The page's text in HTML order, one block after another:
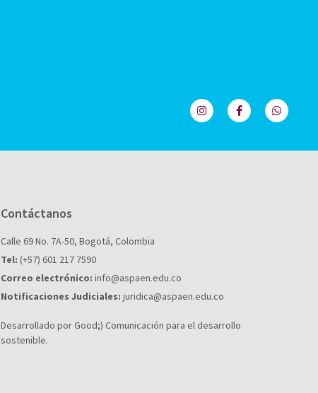
Contáctanos
Calle 69 No. 7A-50, Bogotá, Colombia
Tel: (+57) 601 217 7590
Correo electrónico: info@aspaen.edu.co
Notificaciones Judiciales: juridica@aspaen.edu.co
Desarrollado por Good;) Comunicación para el desarrollo
sostenible.